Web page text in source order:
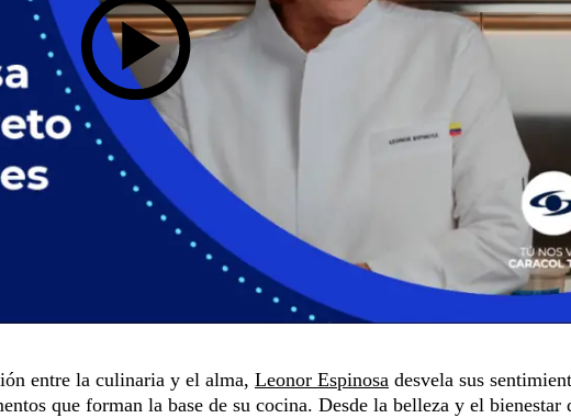
entre la culinaria y el alma, Leonor Espinosa desvela sus
que forman la base de su cocina. Desde la belleza y el bienestar